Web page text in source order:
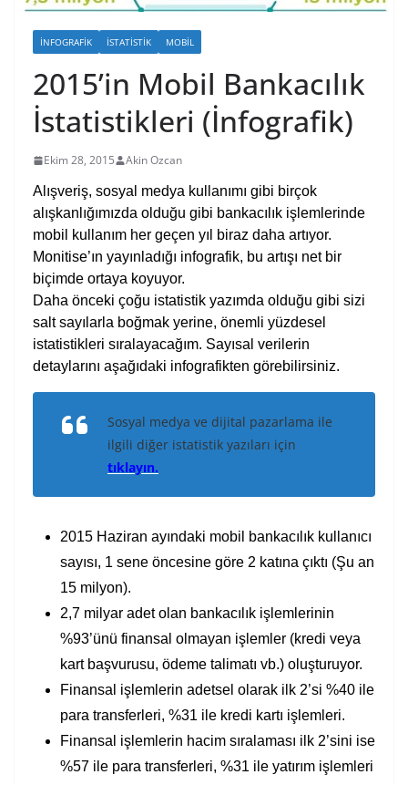
İNFOGRAFIK İSTATISTIK MOBIL
2015’in Mobil Bankacılık
İstatistikleri (İnfografik)
Ekim 28, 2015
Akin Ozcan
Alışveriş, sosyal medya kullanımı gibi birçok
alışkanlığımızda olduğu gibi bankacılık işlemlerinde
mobil kullanım her geçen yıl biraz daha artıyor.
Monitise’ın yayınladığı infografik, bu artışı net bir
biçimde ortaya koyuyor.
Daha önceki çoğu istatistik yazımda olduğu gibi sizi
salt sayılarla boğmak yerine, önemli yüzdesel
istatistikleri sıralayacağım. Sayısal verilerin
detaylarını aşağıdaki infografikten görebilirsiniz.
Sosyal medya ve dijital pazarlama ile
ilgili diğer istatistik yazıları için
tıklayın.
2015 Haziran ayındaki mobil bankacılık kullanıcı
sayısı, 1 sene öncesine göre 2 katına çıktı (Şu an
15 milyon).
2,7 milyar adet olan bankacılık işlemlerinin
%93’ünü finansal olmayan işlemler (kredi veya
kart başvurusu, ödeme talimatı vb.) oluşturuyor.
Finansal işlemlerin adetsel olarak ilk 2’si %40 ile
para transferleri, %31 ile kredi kartı işlemleri.
Finansal işlemlerin hacim sıralaması ilk 2’sini ise
%57 ile para transferleri, %31 ile yatırım işlemleri